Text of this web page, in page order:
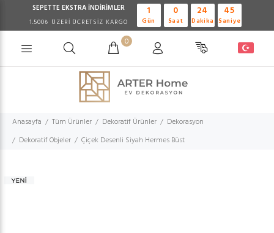
SEPETTE EKSTRA İNDİRİMLER
1.500₺ ÜZERİ ÜCRETSİZ KARGO
1
Gün
0
Saat
24
Dakika
45
Saniye
0
Anasayfa Tüm Ürünler Dekoratif Ürünler
Dekorasyon
Dekoratif Objeler
Çiçek Desenli Siyah Hermes Büst